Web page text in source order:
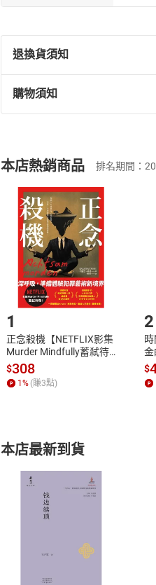
退換貨須知
退換貨規定：
(一)依消費者保護法第
(二)消費者訂購本店鋪
且已下載/存取電子書，
退貨方式：您欲取消訂單
貨」，本店鋪將依您的申
請注意，樂天市場須以整
購物須知
挑選商品
Choose
購書後，如何開始
Step1.選擇閱讀
付款方式
ATM轉帳、信用卡、LINE
本店熱銷商品 排名期間：
1
正念殺機【NETFLIX影集
Murder Mindfully蓄弒待
發】【電子書】
$308
1% (賺3點)
2
金
$
本店最新到貨